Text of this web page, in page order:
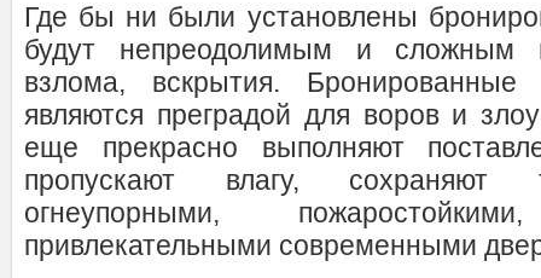
Где бы ни были установлены
будут непреодолимым и сложным
взлома, вскрытия.
являются преградой для воров и
еще прекрасно выполняют
пропускают влагу, сохраняют
огнеупорными,
привлекательными современными